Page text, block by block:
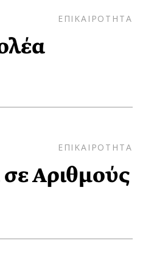
ΕΠΙΚΑΙΡΟΤΗΤΑ
ΕΠΙΚΑΙΡΟΤΗΤΑ
Αριθμούς